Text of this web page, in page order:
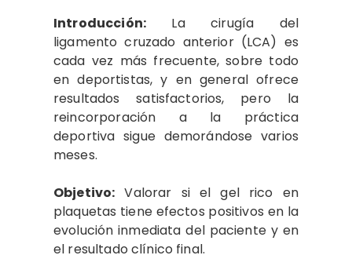
Introducción:La cirugía del
ligamento cruzado anterior (LCA) es
cada vez más frecuente, sobre todo
en deportistas, y en general ofrece
resultados satisfactorios, pero la
reincorporación a la práctica
deportiva sigue demorándose varios
meses.
Objetivo: Valorar si el gel rico en
plaquetas tiene efectos positivos en la
evolución inmediata del paciente y en
el resultado clínico final.